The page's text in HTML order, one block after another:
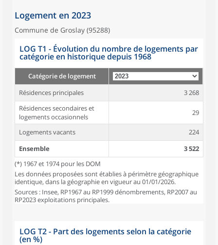
Logement en 2023
Commune de Groslay (95288)
LOG T1 - Évolution du nombre de logements par
catégorie en historique depuis 1968
Catégorie de logement
Résidences principales
3 268
Résidences secondaires et
logements occasionnels
29
Logements vacants
224
Ensemble
3 522
(*) 1967 et 1974 pour les DOM
Les données proposées sont établies à périmètre géographique
identique, dans la géographie en vigueur au 01/01/2026.
Sources : Insee, RP1967 au RP1999 dénombrements, RP2007 au
RP2023 exploitations principales.
LOG T2 - Part des logements selon la catégorie
(en %)